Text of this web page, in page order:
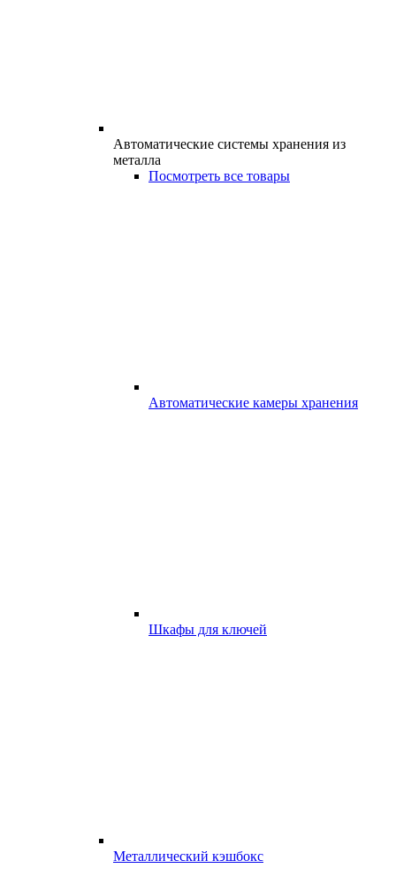
Автоматические системы хранения из
металла
Посмотреть все товары
Автоматические камеры хранения
Шкафы для ключей
Металлический кэшбокс